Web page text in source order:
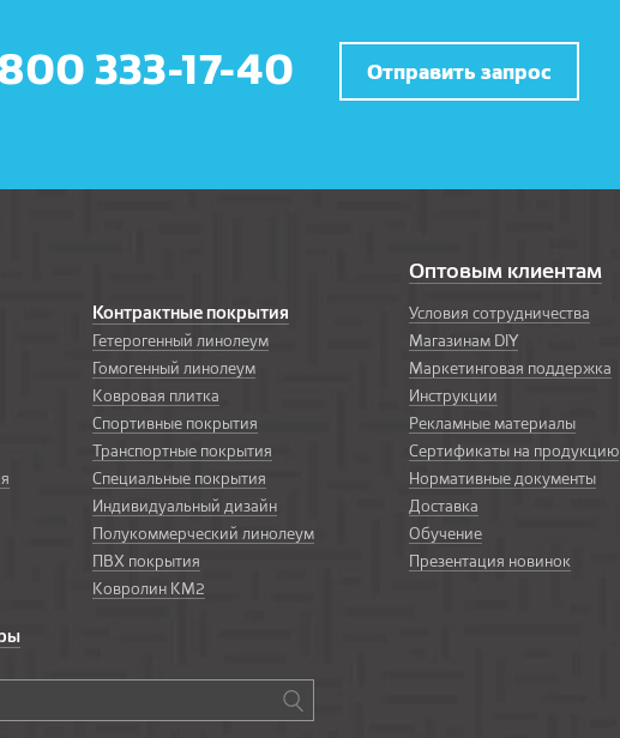
333-17-40 Отправить запрос
Контрактные покрытия
Гетерогенный линолеум
Гомогенный линолеум
Ковровая плитка
Спортивные покрытия
Транспортные покрытия
Специальные покрытия
Индивидуальный дизайн
Полукоммерческий линолеум
ПВХ покрытия
Ковролин КМ2
Оптовым клиентам
Условия сотрудничества
Магазинам DIY
Маркетинговая поддержка
Инструкции
Рекламные материалы
Сертификаты на продукцию
Нормативные документы
Доставка
Обучение
Презентация новинок